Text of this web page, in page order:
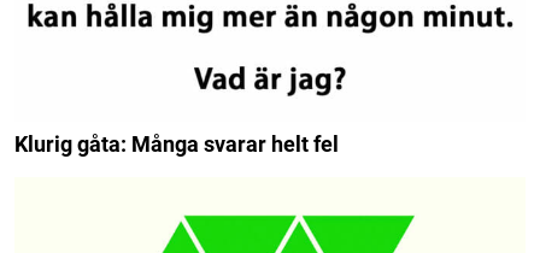
Klurig gåta: Många svarar helt fel